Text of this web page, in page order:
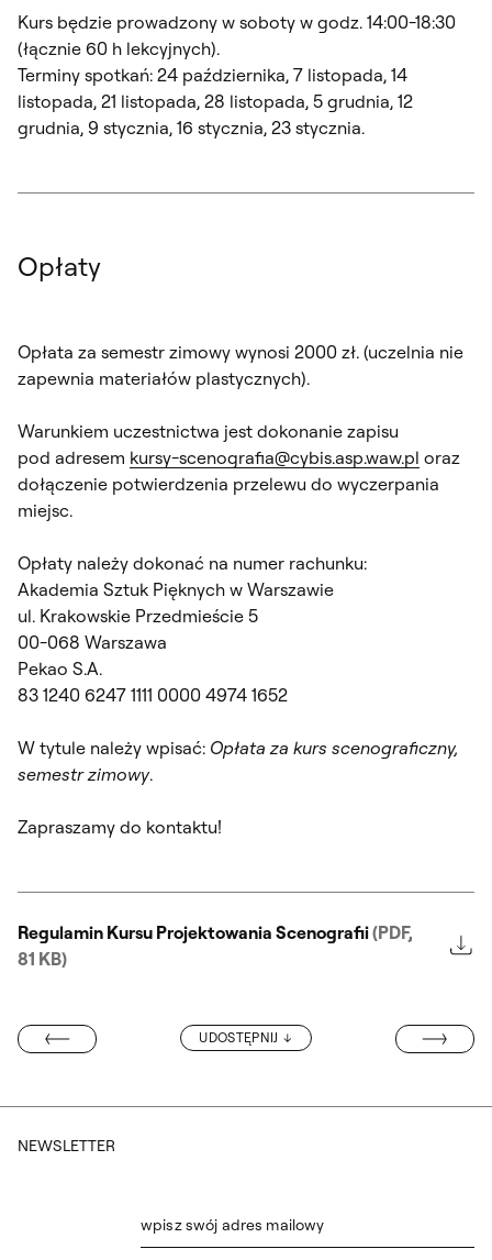
Kurs będzie prowadzony w soboty w godz. 14:00-18:30
(łącznie 60 h lekcyjnych).
Terminy spotkań: 24 października, 7 listopada, 14
listopada, 21 listopada, 28 listopada, 5 grudnia, 12
grudnia, 9 stycznia, 16 stycznia, 23 stycznia.
Opłaty
Opłata za semestr zimowy wynosi 2000 zł. (uczelnia nie
zapewnia materiałów plastycznych).
Warunkiem uczestnictwa jest dokonanie zapisu
pod adresem kursy-scenografia@cybis.asp.waw.pl oraz
dołączenie potwierdzenia przelewu do wyczerpania
miejsc.
Opłaty należy dokonać na numer rachunku:
Akademia Sztuk Pięknych w Warszawie
ul. Krakowskie Przedmieście 5
00-068 Warszawa
Pekao S.A.
83 1240 6247 1111 0000 4974 1652
W tytule należy wpisać: Opłata za kurs scenograficzny,
semestr zimowy.
Zapraszamy do kontaktu!
Regulamin Kursu Projektowania Scenografii(PDF,
81 KB)
UDOSTĘPNIJ
SŁONINY
CYKL FILMÓW
NEWSLETTER
wpisz swój adres mailowy